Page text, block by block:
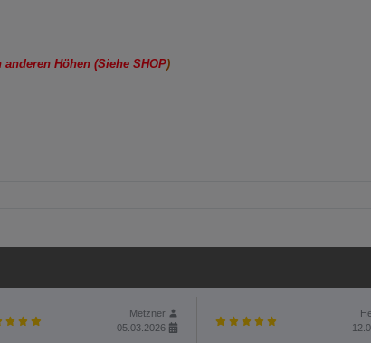
Höhen (Siehe SHOP)
Metzner
05.03.2026